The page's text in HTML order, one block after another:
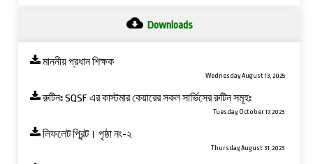
Downloads
মাননীয় প্রধান শিক্ষক
Wednesday, August 13, 2025
রুটিনঃ SQSF এর কাস্টমার কেয়ারের সকল সার্ভিসের রুটিন সমূহঃ
Tuesday, October 17, 2023
লিফলেট প্রিন্ট। পৃষ্ঠা নং-২
Thursday, August 31, 2023